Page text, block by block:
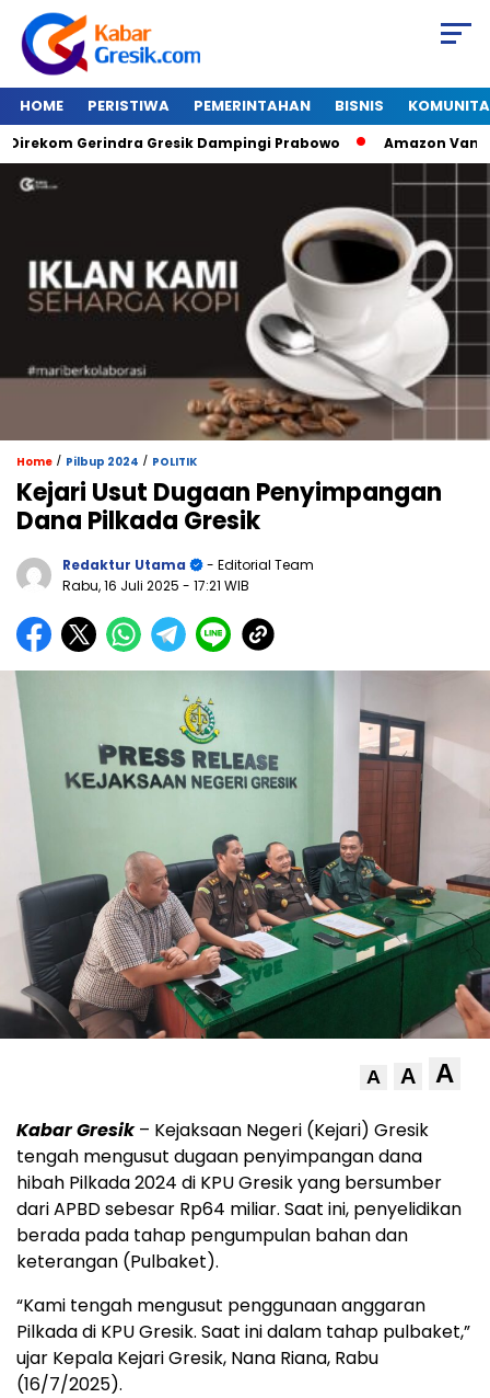
HOME PERISTIWA PEMERINTAHAN BISNIS
Gerindra Gresik Dampingi Prabowo Amazon Van
Home / Pilbup 2024 / POLITIK
Kejari Usut Dugaan Penyimpangan
Dana Pilkada Gresik
Redaktur Utama
- Editorial Team
Rabu, 16 Juli 2025 - 17:21 WIB
A A A
Kabar Gresik– Kejaksaan Negeri (Kejari) Gresik
tengah mengusut dugaan penyimpangan dana
hibah Pilkada 2024 di KPU Gresik yang bersumber
dari APBD sebesar Rp64 miliar. Saat ini, penyelidikan
berada pada tahap pengumpulan bahan dan
keterangan (Pulbaket).
“Kami tengah mengusut penggunaan anggaran
Pilkada di KPU Gresik. Saat ini dalam tahap pulbaket,”
ujar Kepala Kejari Gresik, Nana Riana, Rabu
(16/7/2025).